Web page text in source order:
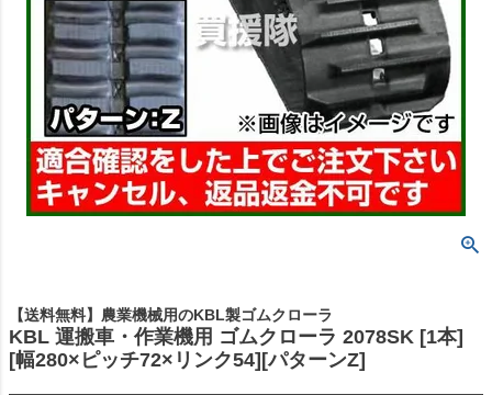
【送料無料】農業機械用のKBL製ゴムクローラ
KBL 運搬車・作業機用 ゴムクローラ 2078SK [1本]
[幅280×ピッチ72×リンク54][パターンZ]